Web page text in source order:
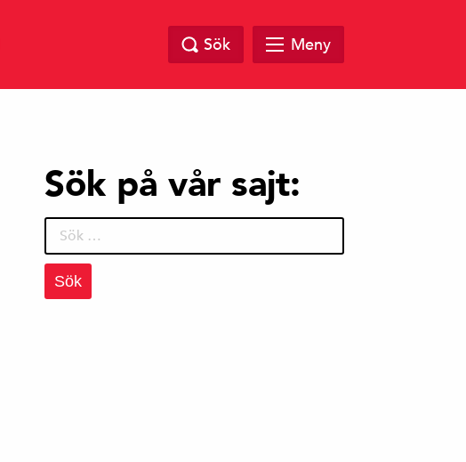
Sök Meny
Sök på vår sajt:
Sök
efter: